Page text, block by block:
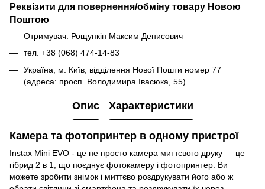
Реквізити для повернення/обміну товару Новою
Поштою
Отримувач: Рощупкін Максим Денисович
тел. +38 (068) 474-14-83
Україна, м. Київ, відділення Нової Пошти номер 77
(адреса: просп. Володимира Івасюка, 55)
Опис Характеристики
Камера та фотопринтер в одному пристрої
Instax Mini EVO - це не просто камера миттєвого друку — це
гібрид 2 в 1, що поєднує фотокамеру і фотопринтер. Ви
можете зробити знімок і миттєво роздрукувати його або ж